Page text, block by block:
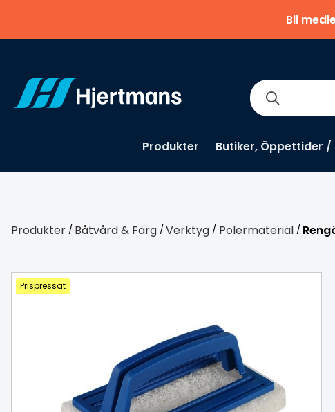
Bli
Produkter Butiker, Öppettider
Produkter / Båtvård & Färg / Verktyg / Polermaterial /
Prispressat